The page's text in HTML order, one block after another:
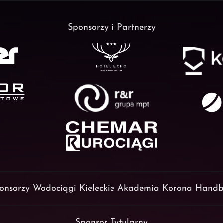
Sponsorzy i Partnerzy
Wodociągi Kieleckie Akademia Korona